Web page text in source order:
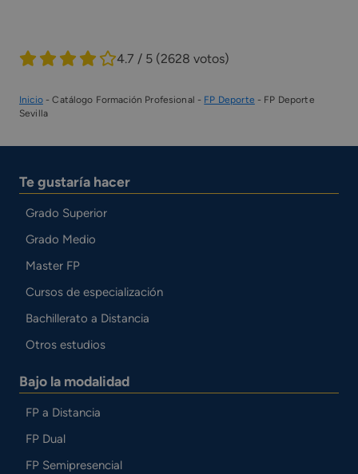
4.7 / 5 (2628 votos)
Inicio-Catálogo Formación Profesional - FP Deporte - FP Deporte
Sevilla
Te gustaría hacer
Grado Superior
Grado Medio
Master FP
Cursos de especialización
Bachillerato a Distancia
Otros estudios
Bajo la modalidad
FP a Distancia
FP Dual
FP Semipresencial